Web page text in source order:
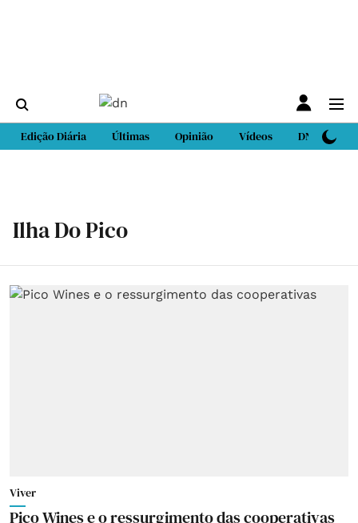
Edição Diária Últimas Opinião Vídeos DN Sport
Ilha Do Pico
Viver
Pico Wines e o ressurgimento das cooperativas